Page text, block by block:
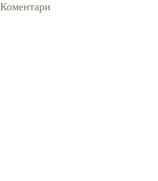
Коментари